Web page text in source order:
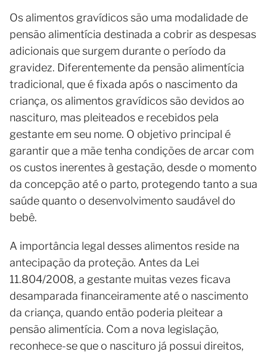
Os alimentos gravídicos são uma modalidade de
pensão alimentícia destinada a cobrir as despesas
adicionais que surgem durante o período da
gravidez. Diferentemente da pensão alimentícia
tradicional, que é fixada após o nascimento da
criança, os alimentos gravídicos são devidos ao
nascituro, mas pleiteados e recebidos pela
gestante em seu nome. O objetivo principal é
garantir que a mãe tenha condições de arcar com
os custos inerentes à gestação, desde o momento
da concepção até o parto, protegendo tanto a sua
saúde quanto o desenvolvimento saudável do
bebê.
A importância legal desses alimentos reside na
antecipação da proteção. Antes da Lei
11.804/2008, a gestante muitas vezes ficava
desamparada financeiramente até o nascimento
da criança, quando então poderia pleitear a
pensão alimentícia. Com a nova legislação,
reconhece-se que o nascituro já possui direitos,